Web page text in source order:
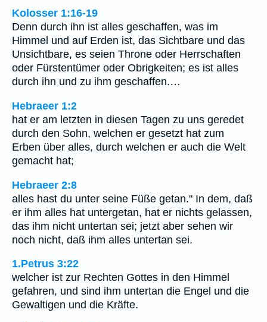
Kolosser 1:16-19
Denn durch ihn ist alles geschaffen, was im
Himmel und auf Erden ist, das Sichtbare und das
Unsichtbare, es seien Throne oder Herrschaften
oder Fürstentümer oder Obrigkeiten; es ist alles
durch ihn und zu ihm geschaffen.…
Hebraeer 1:2
hat er am letzten in diesen Tagen zu uns geredet
durch den Sohn, welchen er gesetzt hat zum
Erben über alles, durch welchen er auch die Welt
gemacht hat;
Hebraeer 2:8
alles hast du unter seine Füße getan." In dem, daß
er ihm alles hat untergetan, hat er nichts gelassen,
das ihm nicht untertan sei; jetzt aber sehen wir
noch nicht, daß ihm alles untertan sei.
1.Petrus 3:22
welcher ist zur Rechten Gottes in den Himmel
gefahren, und sind ihm untertan die Engel und die
Gewaltigen und die Kräfte.